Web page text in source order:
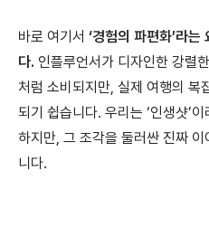
바로 여기서 ‘경험의 파편화’라는
다. 인플루언서가 디자인한 강렬
처럼 소비되지만, 실제 여행의 복
되기 쉽습니다. 우리는 ‘인생샷’
하지만, 그 조각을 둘러싼 진짜
니다.